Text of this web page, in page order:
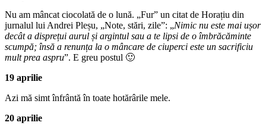
Nu am mâncat ciocolată de o lună. „Fur” un citat de Horațiu din
jurnalul lui Andrei Pleșu, „Note, stări, zile”: „Nimic nu este mai ușor
decât a disprețui aurul și argintul sau a te lipsi de o îmbrăcăminte
scumpă; însă a renunța la o mâncare de ciuperci este un sacrificiu
mult prea aspru”. E greu postul 🙂
19 aprilie
Azi mă simt înfrântă în toate hotărârile mele.
20 aprilie